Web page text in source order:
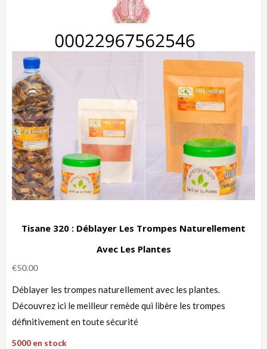
Tisane 320 : Déblayer Les Trompes Naturellement
Avec Les Plantes
€50.00
Déblayer les trompes naturellement avec les plantes.
Découvrez ici le meilleur remède qui libère les trompes
définitivement en toute sécurité
5000 en stock